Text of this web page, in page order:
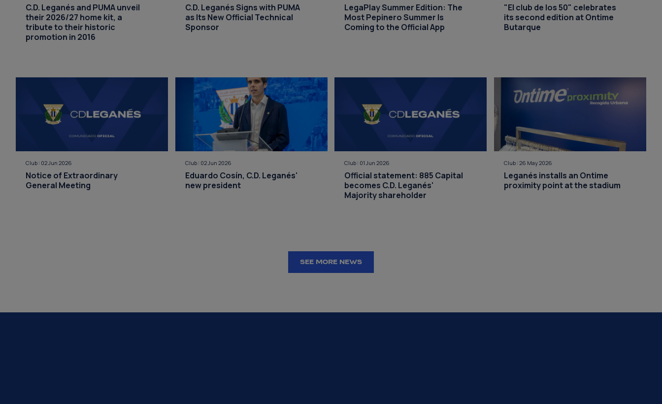
C.D. Leganés and PUMA unveil
their 2026/27 home kit, a
tribute to their historic
promotion in 2016
C.D. Leganés Signs with PUMA
as Its New Official Technical
Sponsor
LegaPlay Summer Edition: The
Most Pepinero Summer Is
Coming to the Official App
"El club de los 50" celebrates
its second edition at Ontime
Butarque
Club | 02 Jun 2026
Notice of Extraordinary
General Meeting
Club | 02 Jun 2026
Eduardo Cosín, C.D. Leganés'
new president
Club | 01 Jun 2026
Official statement: 885 Capital
becomes C.D. Leganés'
Majority shareholder
Club |26 May 2026
Leganés installs an Ontime
proximity point at the stadium
SEE MORE NEWS